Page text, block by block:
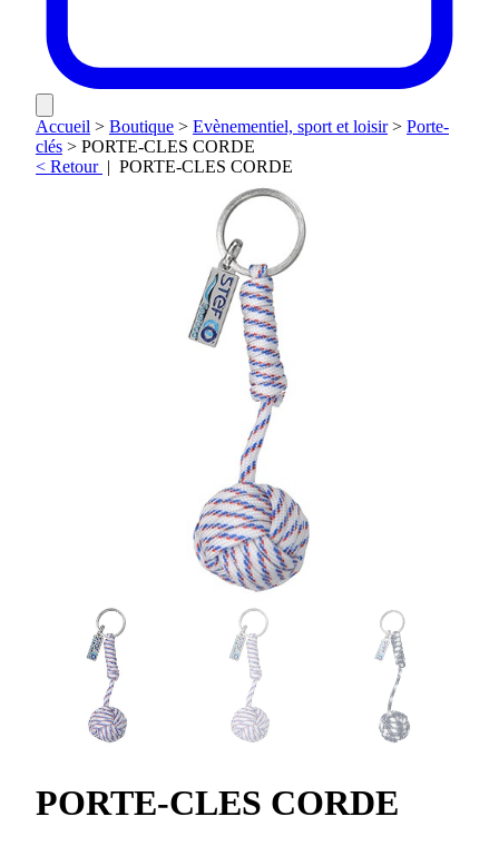
Accueil > Boutique > Evènementiel, sport et loisir> Porte-
clés > PORTE-CLES CORDE
< Retour | PORTE-CLES CORDE
PORTE-CLES CORDE